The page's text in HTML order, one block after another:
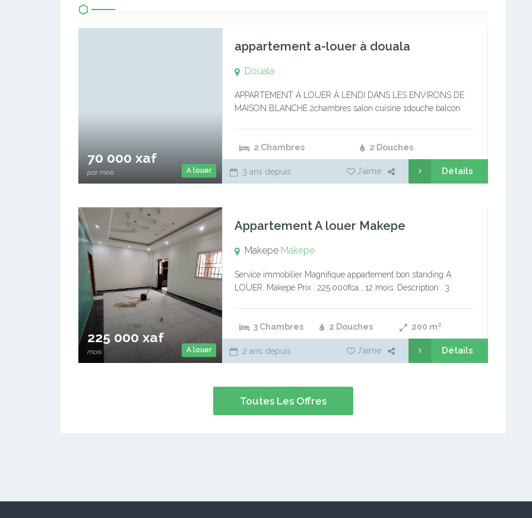
A louer
70 000 xaf
par mois
appartement a-louer à douala
Douala
APPARTEMENT À LOUER À LENDI DANS LES ENVIRONS DE
MAISON BLANCHE 2chambres salon cuisine 1douche balcon
2 Chambres 2 Douches
3 ans depuis J'aime Détails
A louer
225 000 xaf
mois
Appartement A louer Makepe
Makepe Makepe
Service immobilier Magnifique appartement bon standing A
LOUER. Makepe Prix : 225.000fca , 12 mois. Description : 3
3 Chambres
2 Douches 200 m²
2 ans depuis J'aime Détails
Toutes Les Offres